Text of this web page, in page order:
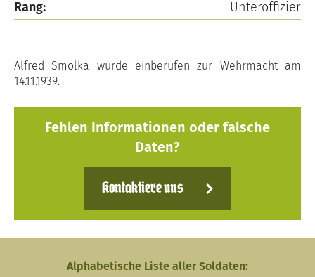
Rang:
Unteroffizier
Alfred Smolka wurde einberufen zur Wehrmacht am
14.11.1939.
Fehlen Informationen oder falsche
Daten?
Kontaktiere uns
Alphabetische Liste aller Soldaten: